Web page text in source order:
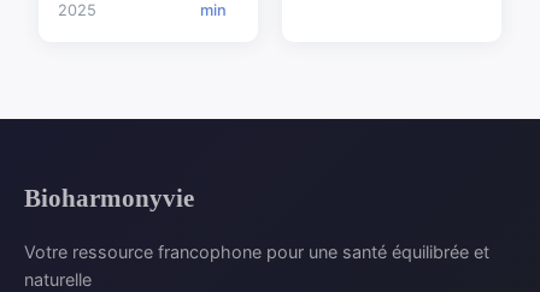
2025
min
Bioharmonyvie
Votre ressource francophone pour une santé équilibrée et
naturelle